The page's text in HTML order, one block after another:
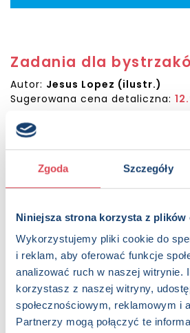
Zgoda Szczegóły
Niniejsza strona korzysta z plików
Wykorzystujemy pliki cookie do
i reklam, aby oferować funkcje
analizować ruch w naszej witrynie.
korzystasz z naszej witryny,
społecznościowym, reklamowym i
Partnerzy mogą połączyć te
Zadania dla
Autor: Jesus Lopez (ilustr.)
Sugerowana cena detaliczna:
KUP NA SWIATKSIAZKI.PL
KUP NA KSIAZKI.PL
Ta seria książek z ciekawymi
utrwalić podstawową wiedzę
etapach edukacji przedszkolnej i
trudności zadań jest dostosowany
mogło ono rozwijać różne
koncentrację, koordynację